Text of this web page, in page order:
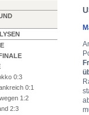
0:3
0:1
1:2
2:3